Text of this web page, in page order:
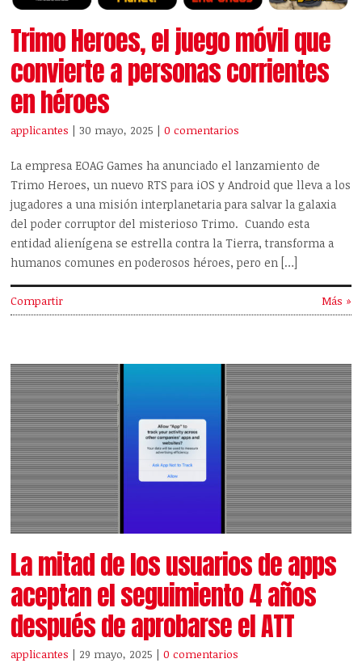
Trimo Heroes, el juego móvil que
convierte a personas corrientes
en héroes
applicantes | 30 mayo, 2025 |0 comentarios
La empresa EOAG Games ha anunciado el lanzamiento de
Trimo Heroes, un nuevo RTS para iOS y Android que lleva a los
jugadores a una misión interplanetaria para salvar la galaxia
del poder corruptor del misterioso Trimo. Cuando esta
entidad alienígena se estrella contra la Tierra, transforma a
humanos comunes en poderosos héroes, pero en […]
Compartir Más »
La mitad de los usuarios de apps
aceptan el seguimiento 4 años
después de aprobarse el ATT
applicantes | 29 mayo, 2025 |0 comentarios